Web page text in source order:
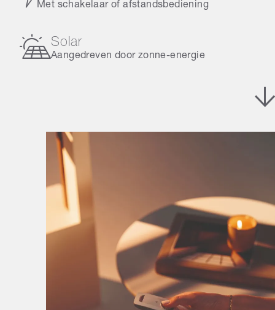
Met schakelaar of afstandsbediening
Solar
Aangedreven door zonne-energie